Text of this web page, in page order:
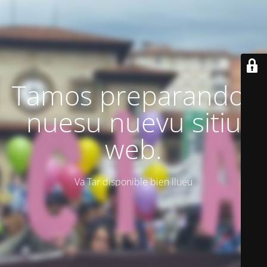
Tamos preparando'l
nuesu nuevu sitiu
web.
Va Tar disponible bien llueu